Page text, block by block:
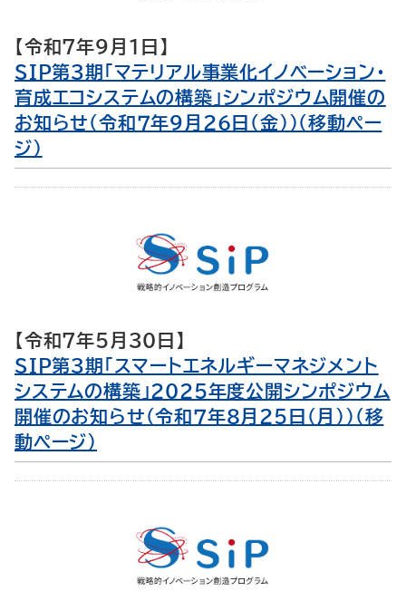
【令和7年9月1日】
SIP第３期「マテリアル事業化イノベーション・
育成エコシステムの構築」シンポジウム開催の
お知らせ（令和７年９月２６日（金））（移動ペー
ジ）
【令和7年5月30日】
SIP第3期「スマートエネルギーマネジメント
システムの構築」2025年度公開シンポジウム
開催のお知らせ（令和７年８月２５日（月））（移
動ページ）